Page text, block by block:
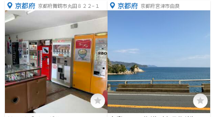
京都府 京都府舞鶴市丸田８２２−１ 京都府 京都府宮津市由良